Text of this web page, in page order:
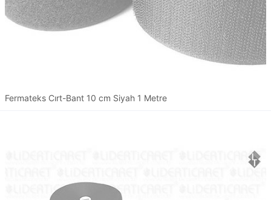
Fermateks Cırt-Bant 10 cm Siyah 1 Metre